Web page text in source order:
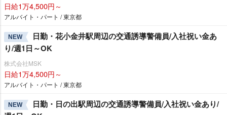
日給1万4,500円～
アルバイト・パート / 東京都
NEW
日勤・花小金井駅周辺の交通誘導警備員/入社祝い金あ
り/週1日～OK
株式会社MSK
日給1万4,500円～
アルバイト・パート / 東京都
NEW
日勤・日の出駅周辺の交通誘導警備員/入社祝い金あり/